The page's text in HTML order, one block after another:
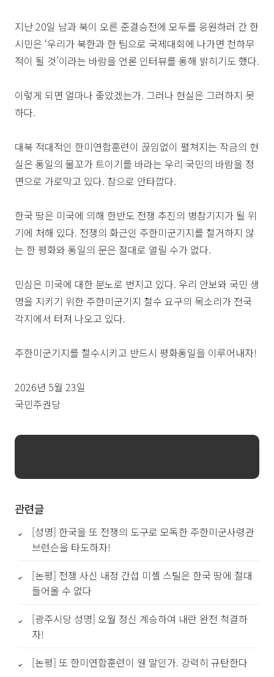
지난 20일 남과 북이 오른 준결승전에 모두를 응원하러 간 한
시민은 ‘우리가 북한과 한 팀으로 국제대회에 나가면 천하무
적이 될 것’이라는 바람을 언론 인터뷰를 통해 밝히기도 했다.
이렇게 되면 얼마나 좋았겠는가. 그러나 현실은 그러하지 못
하다.
대북 적대적인 한미연합훈련이 끊임없이 펼쳐지는 작금의 현
실은 통일의 물꼬가 트이기를 바라는 우리 국민의 바람을 정
면으로 가로막고 있다. 참으로 안타깝다.
한국 땅은 미국에 의해 한반도 전쟁 추진의 병참기지가 될 위
기에 처해 있다. 전쟁의 화근인 주한미군기지를 철거하지 않
는 한 평화와 통일의 문은 절대로 열릴 수가 없다.
민심은 미국에 대한 분노로 번지고 있다. 우리 안보와 국민 생
명을 지키기 위한 주한미군기지 철수 요구의 목소리가 전국
각지에서 터져 나오고 있다.
주한미군기지를 철수시키고 반드시 평화통일을 이루어내자!
2026년 5월 23일
국민주권당
관련글
[성명] 한국을 또 전쟁의 도구로 모독한 주한미군사령관
브런슨을 타도하자!
[논평] 전쟁 사신 내정 간섭 미셸 스틸은 한국 땅에 절대
들어올 수 없다
[광주시당 성명] 오월 정신 계승하여 내란 완전 척결하
자!
[논평] 또 한미연합훈련이 웬 말인가. 강력히 규탄한다